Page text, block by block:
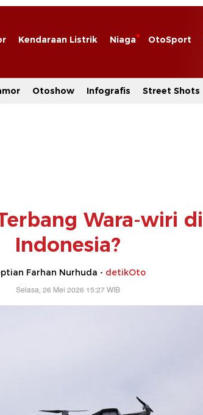
Kendaraan Listrik Niaga OtoSport
Otoshow Infografis Street Shots
Wara-wiri
Indonesia?
Farhan Nurhuda - detikOto
Selasa, 26 Mei 2026 15:27 WIB